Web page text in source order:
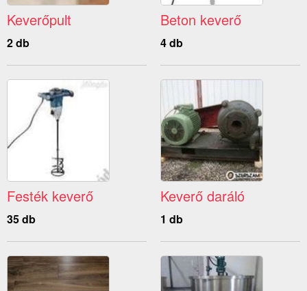
Keverőpult
2 db
Beton keverő
4 db
Festék keverő
35 db
Keverő daráló
1 db